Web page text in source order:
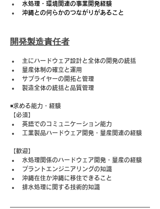
水処理・環境関連の事業開発経験
沖縄との何らかのつながりがあること
開発製造責任者
主にハードウェア設計と全体の開発の統括
量産体制の確立と運用
サプライヤーの開拓と管理
製造全体の統括と品質管理
◾️求める能力・経験
【必須】
英語でのコミュニケーション能力
工業製品ハードウェア開発・量産関連の経験
【歓迎】
水処理関係のハードウェア開発・量産の経験
プラントエンジニアリングの知識
沖縄在住か沖縄に移住できること
排水処理に関する技術的知識